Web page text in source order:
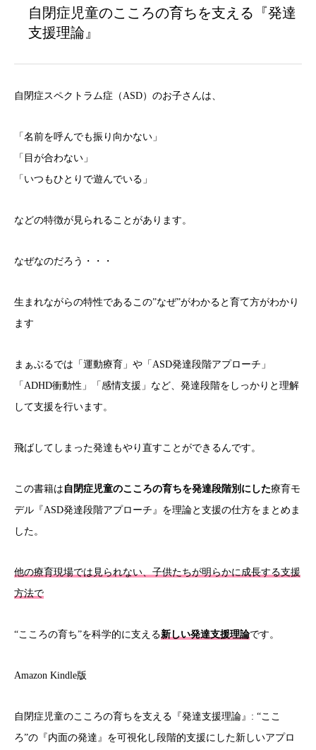
自閉症児童のこころの育ちを支える『発達
支援理論』
自閉症スペクトラム症（ASD）のお子さんは、
「名前を呼んでも振り向かない」
「目が合わない」
「いつもひとりで遊んでいる」
などの特徴が見られることがあります。
なぜなのだろう・・・
生まれながらの特性であるこの”なぜ”がわかると育て方がわかり
ます
まぁぶるでは「運動療育」や「ASD発達段階アプローチ」
「ADHD衝動性」「感情支援」など、発達段階をしっかりと理解
して支援を行います。
飛ばしてしまった発達もやり直すことができるんです。
この書籍は 自閉症児童のこころの育ちを発達段階別にした療育モ
デル『ASD発達段階アプローチ』を理論と支援の仕方をまとめま
した。
他の療育現場では見られない、子供たちが明らかに成長する支援
方法で
“こころの育ち”を科学的に支える新しい発達支援理論です。
Amazon Kindle版
自閉症児童のこころの育ちを支える『発達支援理論』: “ここ
ろ”の『内面の発達』を可視化し段階的支援にした新しいアプロ